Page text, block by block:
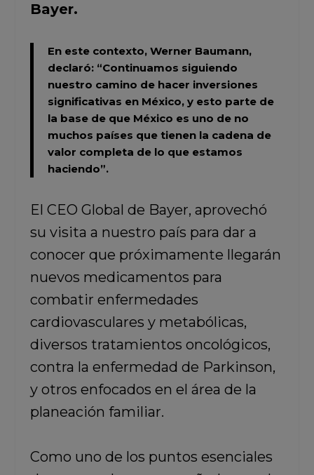
Bayer.
En este contexto, Werner Baumann,
declaró:“Continuamos siguiendo
nuestro camino de hacer inversiones
significativas en México, y esto parte de
la base de que México es uno de no
muchos países que tienen la cadena de
valor completa de lo que estamos
haciendo”.
El CEO Global de Bayer, aprovechó
su visita a nuestro país para dar a
conocer que próximamente llegarán
nuevos medicamentos para
combatir enfermedades
cardiovasculares y metabólicas,
diversos tratamientos oncológicos,
contra la enfermedad de Parkinson,
y otros enfocados en el área de la
planeación familiar.
Como uno de los puntos esenciales